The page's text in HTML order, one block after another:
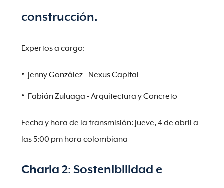
construcción.
Expertos a cargo:
Jenny González - Nexus Capital
Fabián Zuluaga - Arquitectura y Concreto
Fecha y hora de la transmisión: Jueve, 4 de abril a
las 5:00 pm hora colombiana
Charla 2: Sostenibilidad e